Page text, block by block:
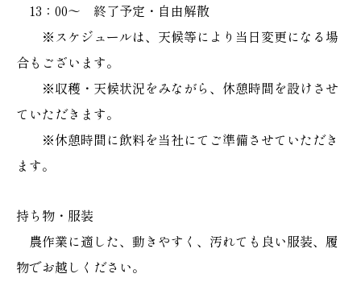
13：00～ 終了予定・自由解散
※スケジュールは、天候等により当日変更になる場
合もございます。
※収穫・天候状況をみながら、休憩時間を設けさせ
ていただきます。
※休憩時間に飲料を当社にてご準備させていただき
ます。
持ち物・服装
農作業に適した、動きやすく、汚れても良い服装、履
物でお越しください。